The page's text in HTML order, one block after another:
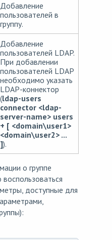
Добавление
пользователей в
группу.
Добавление
пользователей LDAP.
При добавлении
пользователей LDAP
необходимо указать
LDAP-коннектор
(ldap-users
connector <ldap-
server-name> users
+ [ <domain\user1>
<domain\user2> ...
]).
о группе
доступные для